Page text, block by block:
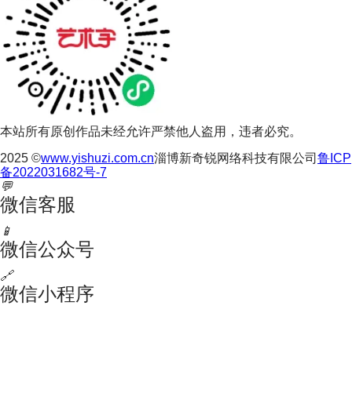
本站所有原创作品未经允许严禁他人盗用，违者必究。
2025 ©www.yishuzi.com.cn淄博新奇锐网络科技有限公司 鲁ICP
备2022031682号-7
💬
微信客服
📱
微信公众号
🔗
微信小程序